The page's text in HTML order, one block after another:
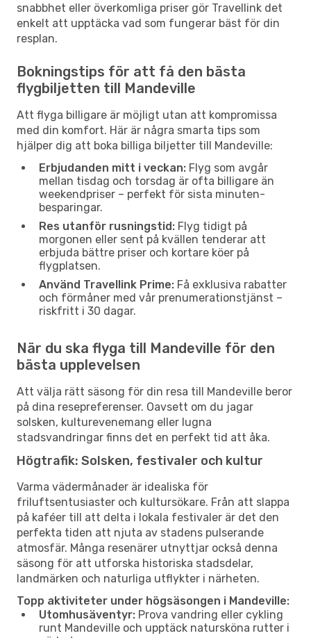
snabbhet eller överkomliga priser gör Travellink det
enkelt att upptäcka vad som fungerar bäst för din
resplan.
Bokningstips för att få den bästa
flygbiljetten till Mandeville
Att flyga billigare är möjligt utan att kompromissa
med din komfort. Här är några smarta tips som
hjälper dig att boka billiga biljetter till Mandeville:
Erbjudanden mitt i veckan: Flyg som avgår
mellan tisdag och torsdag är ofta billigare än
weekendpriser – perfekt för sista minuten-
besparingar.
Res utanför rusningstid: Flyg tidigt på
morgonen eller sent på kvällen tenderar att
erbjuda bättre priser och kortare köer på
flygplatsen.
Använd Travellink Prime: Få exklusiva rabatter
och förmåner med vår prenumerationstjänst –
riskfritt i 30 dagar.
När du ska flyga till Mandeville för den
bästa upplevelsen
Att välja rätt säsong för din resa till Mandeville beror
på dina resepreferenser. Oavsett om du jagar
solsken, kulturevenemang eller lugna
stadsvandringar finns det en perfekt tid att åka.
Högtrafik: Solsken, festivaler och kultur
Varma vädermånader är idealiska för
friluftsentusiaster och kultursökare. Från att slappa
på kaféer till att delta i lokala festivaler är det den
perfekta tiden att njuta av stadens pulserande
atmosfär. Många resenärer utnyttjar också denna
säsong för att utforska historiska stadsdelar,
landmärken och naturliga utflykter i närheten.
Topp aktiviteter under högsäsongen i Mandeville:
Utomhusäventyr: Prova vandring eller cykling
runt Mandeville och upptäck natursköna rutter i